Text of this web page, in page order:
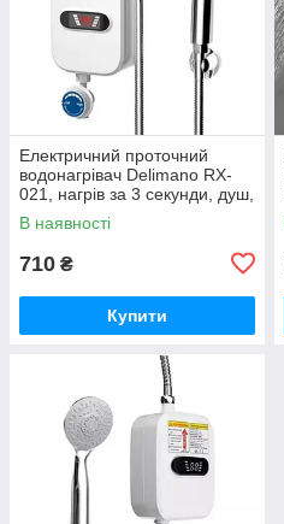
Електричний проточний
водонагрівач Delimano RX-
021, нагрів за 3 секунди, душ,
дисплей
В наявності
710 ₴
Купити